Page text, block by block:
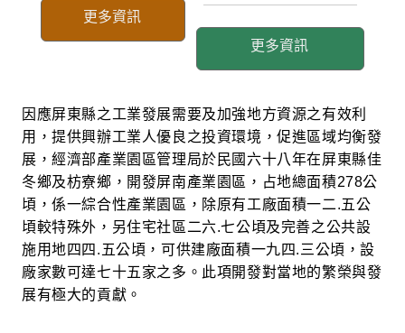
更多資訊
更多資訊
因應屏東縣之工業發展需要及加強地方資源之有效利
用，提供興辦工業人優良之投資環境，促進區域均衡發
展，經濟部產業園區管理局於民國六十八年在屏東縣佳
冬鄉及枋寮鄉，開發屏南產業園區，占地總面積278公
頃，係一綜合性產業園區，除原有工廠面積一二.五公
頃較特殊外，另住宅社區二六.七公頃及完善之公共設
施用地四四.五公頃，可供建廠面積一九四.三公頃，設
廠家數可達七十五家之多。此項開發對當地的繁榮與發
展有極大的貢獻。